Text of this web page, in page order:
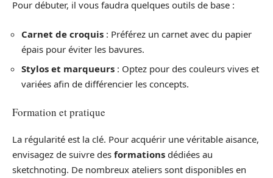
Pour débuter, il vous faudra quelques outils de base :
Carnet de croquis : Préférez un carnet avec du papier
épais pour éviter les bavures.
Stylos et marqueurs : Optez pour des couleurs vives et
variées afin de différencier les concepts.
Formation et pratique
La régularité est la clé. Pour acquérir une véritable aisance,
envisagez de suivre des formations dédiées au
sketchnoting. De nombreux ateliers sont disponibles en